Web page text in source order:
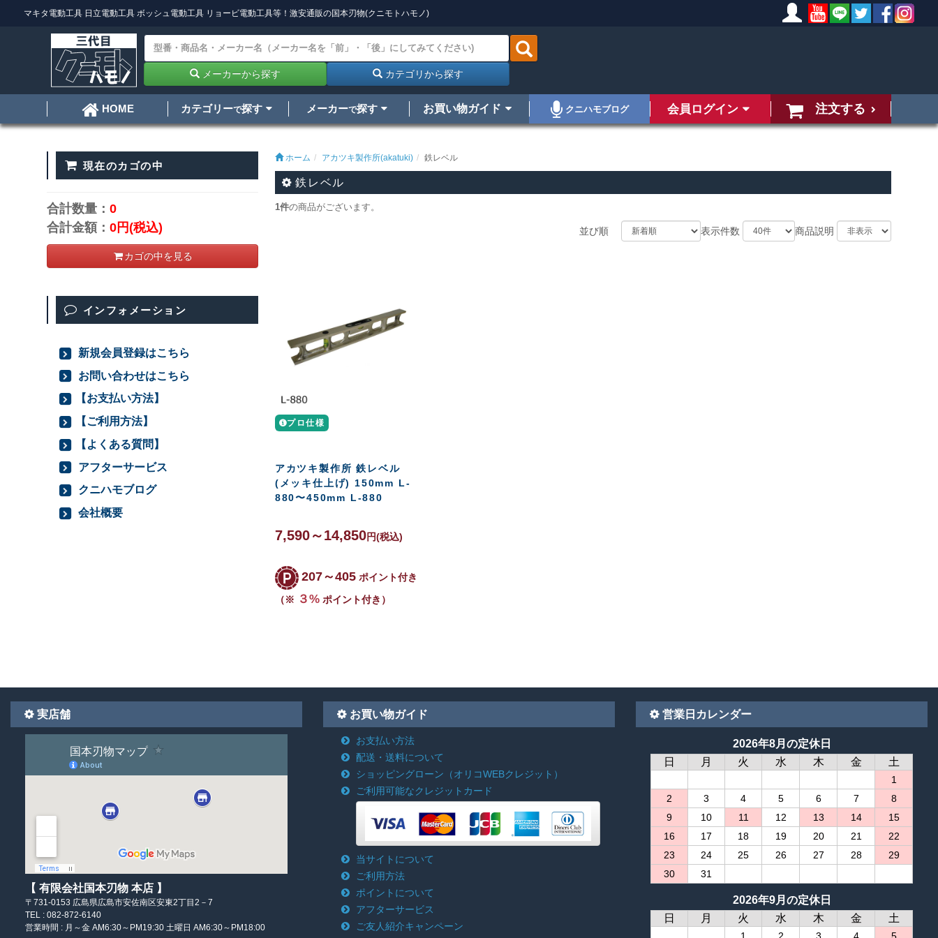
マキタ電動工具 日立電動工具 ボッシュ電動工具 リョービ電動工具等！激安通販の国本刃物(クニモトハモノ)
メーカーから探す カテゴリから探す
HOME カテゴリーで探す メーカーで探す お買い物ガイド クニハモブログ 会員ログイン 注文する
ホーム アカツキ製作所(akatuki) 鉄レベル
鉄レベル
1件の商品がございます。
並び順 表示件数 商品説明
プロ仕様
アカツキ製作所 鉄レベル
(メッキ仕上げ) 150mm L-
880〜450mm L-880
7,590～14,850円(税込)
207～405 ポイント付き
（※ ３%ポイント付き）
現在のカゴの中
合計数量：0
合計金額：0円(税込)
カゴの中を見る
インフォメーション
新規会員登録はこちら
お問い合わせはこちら
【お支払い方法】
【ご利用方法】
【よくある質問】
アフターサービス
クニハモブログ
会社概要
実店舗
【 有限会社国本刃物 本店 】
〒731-0153 広島県広島市安佐南区安東2丁目2－7
TEL : 082-872-6140
営業時間 : 月～金 AM6:30～PM19:30 土曜日 AM6:30～PM18:00
お買い物ガイド
お支払い方法
配送・送料について
ショッピングローン （オリコWEBクレジット）
ご利用可能なクレジットカード
当サイトについて
ご利用方法
ポイントについて
アフターサービス
ご友人紹介キャンペーン
営業日カレンダー
2026年8月の定休日
日
月 火 水 木 金 土
1
2
3 4 5 6 7
8
9
10 11 12 13 14
15
16
17 18 19 20 21
22
23
24 25 26 27 28
29
30
31
2026年9月の定休日
日
月 火 水 木 金 土
1 2 3 4 5